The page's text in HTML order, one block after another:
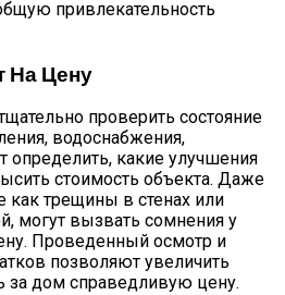
привлекательность
На Цену
проверить состояние
водоснабжения,
определить, какие улучшения
стоимость объекта. Даже
как трещины в стенах или
могут вызвать сомнения у
Проведенный осмотр и
позволяют увеличить
за дом справедливую цену.